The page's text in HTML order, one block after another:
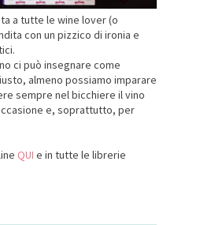
a tutte le wine lover (o
con un pizzico di ironia e
ci può insegnare come
almeno possiamo imparare
sempre nel bicchiere il vino
e, soprattutto, per
QUI e in tutte le librerie